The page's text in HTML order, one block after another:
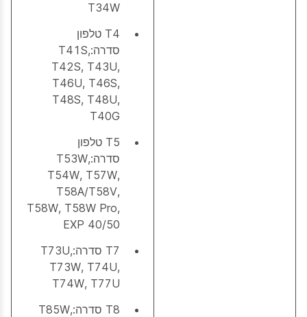
T34W
T4 טלפון
סדרה:T41S,
T42S, T43U,
T46U, T46S,
T48S, T48U,
T40G
T5 טלפון
סדרה:T53W,
T54W, T57W,
T58A/T58V,
T58W, T58W Pro,
EXP 40/50
T7 סדרה:T73U,
T73W, T74U,
T74W, T77U
T8 סדרה:T85W,